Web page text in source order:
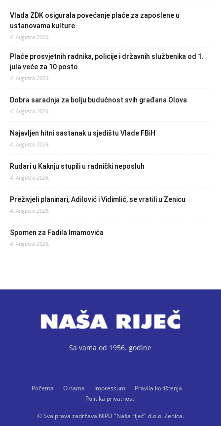
Vlada ZDK osigurala povećanje plaće za zaposlene u
ustanovama kulture
4. Augusta 2026.
Plaće prosvjetnih radnika, policije i državnih službenika od 1.
jula veće za 10 posto
4. Augusta 2026.
Dobra saradnja za bolju budućnost svih građana Olova
4. Augusta 2026.
Najavljen hitni sastanak u sjedištu Vlade FBiH
4. Augusta 2026.
Rudari u Kaknju stupili u radnički neposluh
4. Augusta 2026.
Preživjeli planinari, Adilović i Vidimlić, se vratili u Zenicu
4. Augusta 2026.
Spomen za Fadila Imamovića
4. Augusta 2026.
Sa vama od 1956. godine
Početna O nama Impressum
Pravila korištenja
Politika privatnosti
© Sva prava zadržava NIPD "Naša riječ" d.o.o. Zenica.